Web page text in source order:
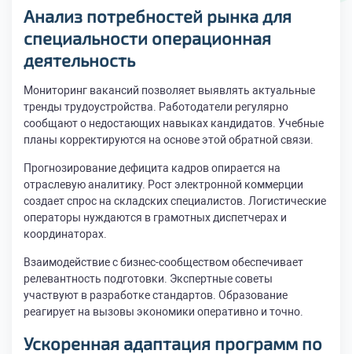
Анализ потребностей рынка для
специальности операционная
деятельность
Мониторинг вакансий позволяет выявлять актуальные
тренды трудоустройства. Работодатели регулярно
сообщают о недостающих навыках кандидатов. Учебные
планы корректируются на основе этой обратной связи.
Прогнозирование дефицита кадров опирается на
отраслевую аналитику. Рост электронной коммерции
создает спрос на складских специалистов. Логистические
операторы нуждаются в грамотных диспетчерах и
координаторах.
Взаимодействие с бизнес-сообществом обеспечивает
релевантность подготовки. Экспертные советы
участвуют в разработке стандартов. Образование
реагирует на вызовы экономики оперативно и точно.
Ускоренная адаптация программ по